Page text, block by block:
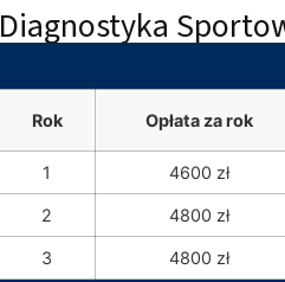
Diagnostyka
Rok Opłata za rok
1 4600 zł
2 4800 zł
3 4800 zł